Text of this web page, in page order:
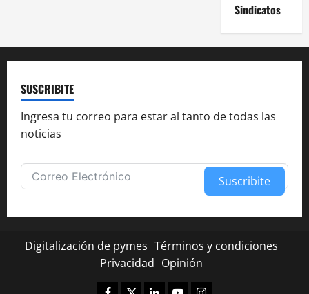
Sindicatos
SUSCRIBITE
Ingresa tu correo para estar al tanto de todas las
noticias
Suscribite
Digitalización de pymes Términos y condiciones
Privacidad Opinión
Facebook
TwitterLinkedinYoutubeInstagram